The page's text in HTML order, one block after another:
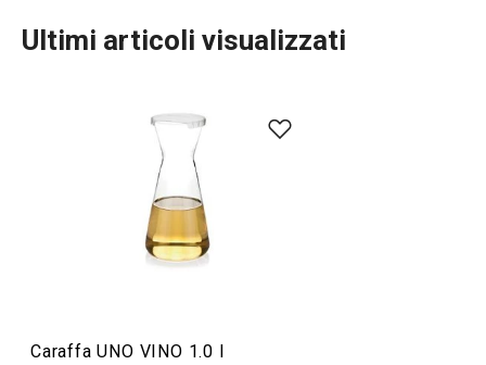
Bevande
Ultimi articoli visualizzati
Caraffa UNO VINO 1.0 l